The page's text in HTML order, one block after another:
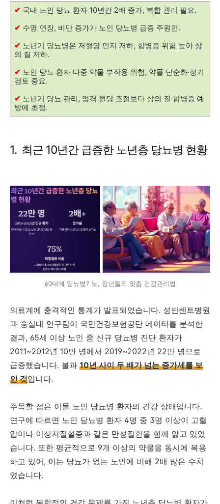
✔ 국내 노인 당뇨 환자 10년간 2배 증가, 복합 관리 필요.
✔ 수명 연장, 비만 증가가 노인 당뇨병 급증 주원인.
✔ 노년기 당뇨병은 저혈당 인지 저하, 합병증 위험 높아 삶
의 질 저하.
✔ 노인 당뇨 환자 다중 약물 부작용 위험, 약물 단순화·정기
검토 중요.
✔ 노년기 당뇨 관리, 엄격 혈당 조절보다 삶의 질·합병증 예
방에 초점.
1. 최근 10년간 급증한 노년층 당뇨병 현황
60대에 당뇨병? 노, 장년들의 맞춤 건강관리법
의료계에 충격적인 통계가 발표되었습니다. 성빈센트병원
과 숭실대 연구팀이 국민건강보험공단 데이터를 분석한
결과, 65세 이상 노인 중 신규 당뇨병 진단 환자가
2011~2012년 10만 명에서 2019~2022년 22만 명으로
급증했습니다. 불과 10년 사이 두 배가 넘는 증가세를 보
인 것입니다.
주목할 점은 이들 노인 당뇨병 환자의 건강 상태입니다.
연구에 따르면 노인 당뇨병 환자 4명 중 3명 이상이 고혈
압이나 이상지질혈증과 같은 만성질환을 함께 앓고 있었
습니다. 또한 평균적으로 9개 이상의 약물을 동시에 복용
하고 있어, 이는 당뇨가 없는 노인에 비해 2배 많은 수치
였습니다.